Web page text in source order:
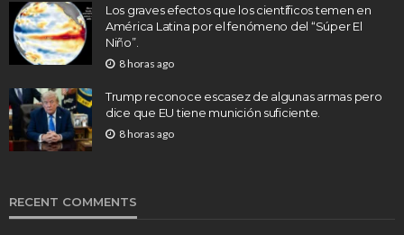
Los graves efectos que los científicos temen en
América Latina por el fenómeno del “Súper El
Niño”.
8 horas ago
Trump reconoce escasez de algunas armas pero
dice que EU tiene munición suficiente.
8 horas ago
RECENT COMMENTS